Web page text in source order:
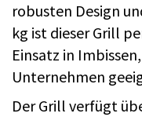
robusten Design
kg ist dieser Grill
Einsatz in
Unternehmen
Der Grill verfügt